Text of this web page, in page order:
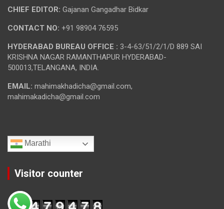
CHIEF EDITOR: Gajanan Gangadhar Bidkar
CONTACT NO: +91 98904 76595
HYDERABAD BUREAU OFFICE : 3-4-63/51/2/1/D 889 SAI
KRISHNA NAGAR RAMANTHAPUR HYDERABAD-
500013,TELANGANA, INDIA.
EMAIL: mahimakhadicha@gmail.com,
mahimakadicha@gmail.com
Marathi
Visitor counter